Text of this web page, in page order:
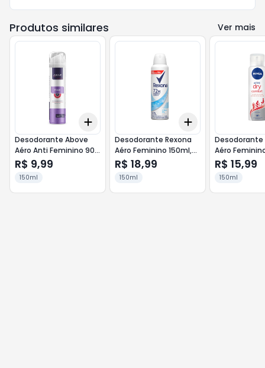
Produtos similares Ver mais
Add
Desodorante Above
Aéro Anti Feminino 90g
Fresh
R$ 9,99
150ml
Add
Desodorante Rexona
Aéro Feminino 150ml,
Cotton
R$ 18,99
150ml
Desodorante
Aéro
Dry Comfort
R$ 15,99
150ml